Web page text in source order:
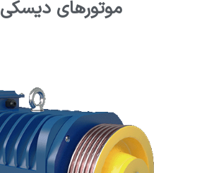
موتورهای دیسکی MCG